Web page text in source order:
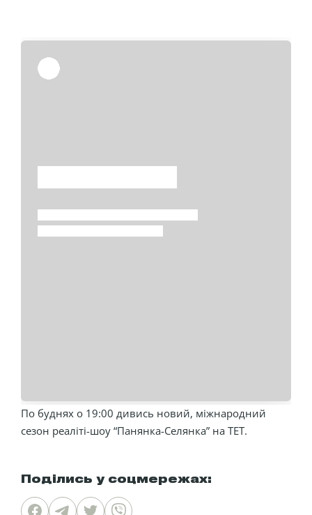
По буднях о 19:00 дивись новий, міжнародний
сезон реаліті-шоу “Панянка-Селянка” на ТЕТ.
Поділись у соцмережах: